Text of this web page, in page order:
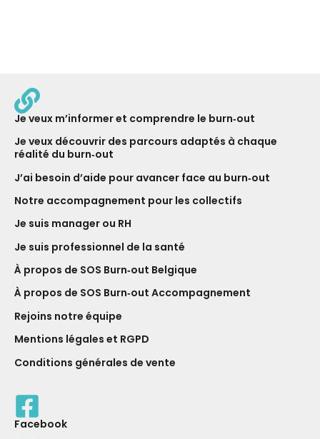
Je veux m’informer et comprendre le burn‑out
Je veux découvrir des parcours adaptés à chaque
réalité du burn‑out
J’ai besoin d’aide pour avancer face au burn‑out
Notre ac­com­pagne­ment pour les collectifs
Je suis manager ou RH
Je suis professionnel de la santé
À propos de SOS Burn‑out Belgique
À propos de SOS Burn‑out Accompagnement
Rejoins notre équipe
Mentions légales et RGPD
Conditions générales de vente
Facebook